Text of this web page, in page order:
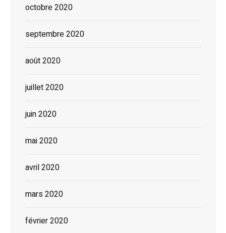
octobre 2020
septembre 2020
août 2020
juillet 2020
juin 2020
mai 2020
avril 2020
mars 2020
février 2020